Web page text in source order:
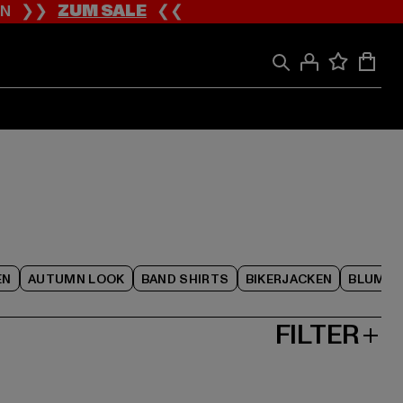
❯❯ZUM SALE❮❮
AUTUMN LOOK BAND SHIRTS BIKERJACKEN
FILTER